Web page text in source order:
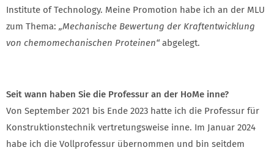
Institute of Technology. Meine Promotion habe ich an der MLU
zum Thema: „Mechanische Bewertung der Kraftentwicklung
von chemomechanischen Proteinen“abgelegt.
Seit wann haben Sie die Professur an der HoMe inne?
Von September 2021 bis Ende 2023 hatte ich die Professur für
Konstruktionstechnik vertretungsweise inne. Im Januar 2024
habe ich die Vollprofessur übernommen und bin seitdem